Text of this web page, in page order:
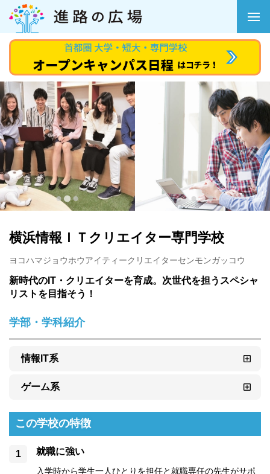
横浜情報ＩＴクリエイター専門学校
ヨコハマジョウホウアイティークリエイターセンモンガッコウ
新時代のIT・クリエイターを育成。次世代を担うスペシャ
リストを目指そう！
学部・学科紹介
情報IT系
ゲーム系
この学校の特徴
就職に強い
入学時から学生一人ひとりを担任と就職専任の先生がサポ